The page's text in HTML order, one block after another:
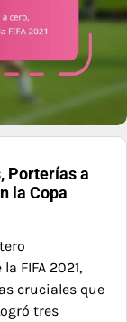
Porterías a
la Copa
FIFA 2021,
cruciales que
tres